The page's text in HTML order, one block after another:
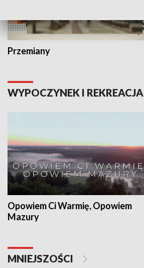
Przemiany
WYPOCZYNEK I REKREACJA
Opowiem Ci Warmię, Opowiem
Mazury
MNIEJSZOŚCI